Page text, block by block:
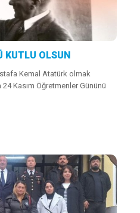
KUTLU OLSUN
Kemal Atatürk olmak
Kasım Öğretmenler Gününü